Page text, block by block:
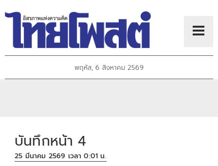
พฤหัส, 6 สิงหาคม 2569
บันทึกหน้า 4
25 มีนาคม 2569 เวลา 0:01 น.